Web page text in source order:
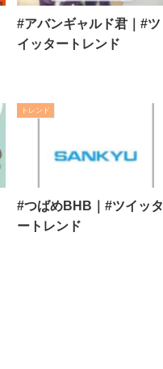
#アバンギャルド君｜#ツ
イッタートレンド
トレンド
#つばめBHB｜#ツイッタ
ートレンド